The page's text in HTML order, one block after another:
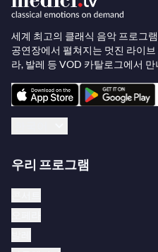
세계 최고의 클래식 음악 프로그
공연장에서 펼쳐지는 멋진 라이
라, 발레 등 VOD 카탈로그에서
우리 프로그램